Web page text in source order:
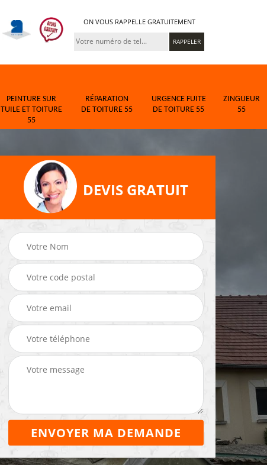
ON VOUS RAPPELLE GRATUITEMENT
PEINTURE SUR
TUILE ET TOITURE
55
RÉPARATION
DE TOITURE 55
URGENCE FUITE
DE TOITURE 55
ZINGUEUR
55
DEVIS GRATUIT